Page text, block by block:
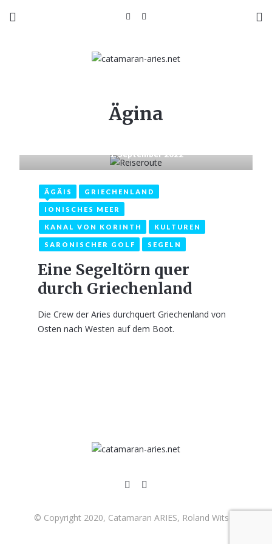
Ägina
1. September 2022
ÄGÄIS GRIECHENLAND
IONISCHES MEER
KANAL VON KORINTH KULTUREN
SARONISCHER GOLF SEGELN
Eine Segeltörn quer
durch Griechenland
Die Crew der Aries durchquert Griechenland von
Osten nach Westen auf dem Boot.
© Copyright 2020, Catamaran ARIES, Roland Witsch